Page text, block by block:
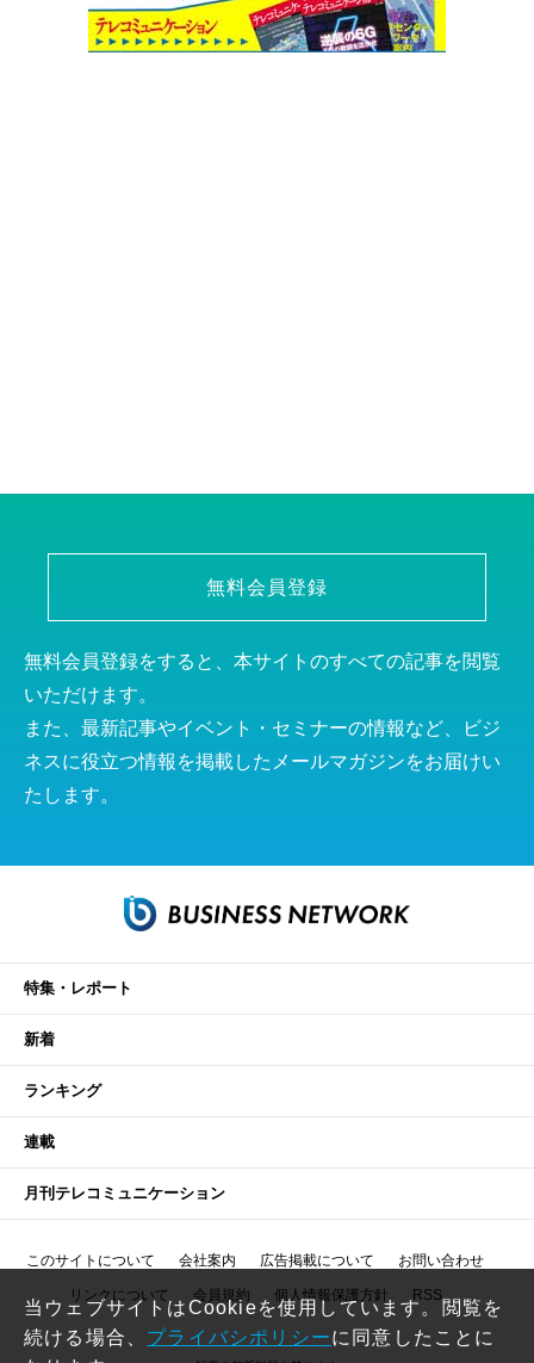
無料会員登録
無料会員登録をすると、本サイトのすべての記事を閲覧
いただけます。
また、最新記事やイベント・セミナーの情報など、ビジ
ネスに役立つ情報を掲載したメールマガジンをお届けい
たします。
特集・レポート
新着
ランキング
連載
月刊テレコミュニケーション
このサイトについて 会社案内 広告掲載について お問い合わせ
リンクについて 会員規約 個人情報保護方針 RSS
当ウェブサイトはCookieを使用しています。閲覧を
続ける場合、 プライバシポリシーに同意したことに